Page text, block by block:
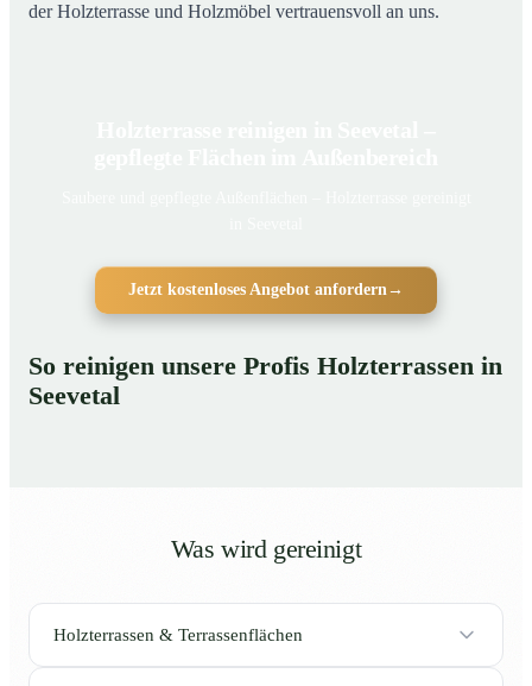
der Holzterrasse und Holzmöbel vertrauensvoll an uns.
Jetzt kostenloses Angebot anfordern→
So reinigen unsere Profis Holzterrassen in
Seevetal
Was wird gereinigt
Holzterrassen & Terrassenflächen